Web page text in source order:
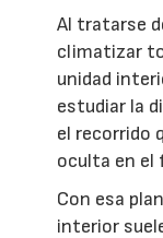
Al tratarse
climatizar
unidad
estudiar la
el recorrido
oculta en el
Con esa
interior